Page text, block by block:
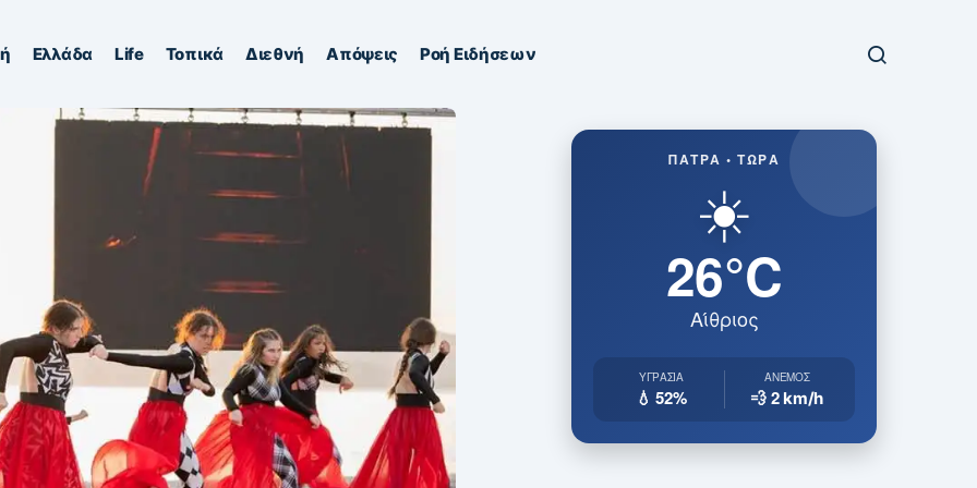
Ελλάδα Life Τοπικά Διεθνή Απόψεις Ροή Ειδήσεων
ΠΆΤΡΑ • ΤΏΡΑ
☀️
26°C
Αίθριος
ΥΓΡΑΣΊΑ
💧 52%
ΆΝΕΜΟΣ
💨 2km/h